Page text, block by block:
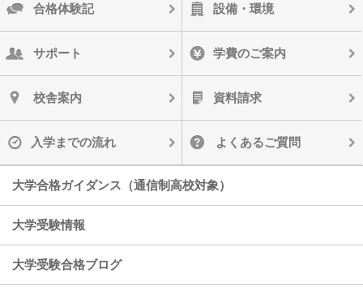
合格体験記 設備・環境
サポート 学費のご案内
校舎案内 資料請求
入学までの流れ よくあるご質問
大学合格ガイダンス（通信制高校対象）
大学受験情報
大学受験合格ブログ